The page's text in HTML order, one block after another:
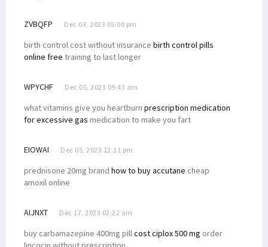
ZVBQFP Dec 03, 2023 05:00 pm
birth control cost without insurance birth control pills
online free training to last longer
WPYCHF Dec 05, 2023 09:43 am
what vitamins give you heartburn prescription medication
for excessive gas medication to make you fart
EIOWAI Dec 05, 2023 12:11 pm
prednisone 20mg brand how to buy accutane cheap
amoxil online
AIJNXT Dec 17, 2023 03:22 am
buy carbamazepine 400mg pillcost ciplox 500 mg order